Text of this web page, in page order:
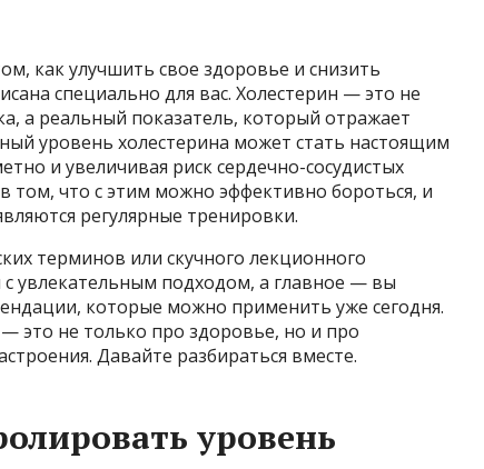
как улучшить свое здоровье и снизить
специально для вас. Холестерин — это не
а реальный показатель, который отражает
уровень холестерина может стать настоящим
и увеличивая риск сердечно-сосудистых
том, что с этим можно эффективно бороться, и
регулярные тренировки.
терминов или скучного лекционного
с увлекательным подходом, а главное — вы
которые можно применить уже сегодня.
это не только про здоровье, но и про
Давайте разбираться вместе.
уровень